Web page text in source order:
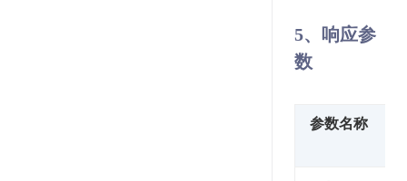
5、响应参
数
参数名称